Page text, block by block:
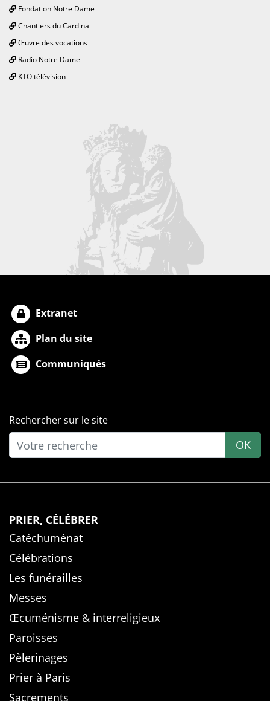
Fondation Notre Dame
Chantiers du Cardinal
Œuvre des vocations
Radio Notre Dame
KTO télévision
Extranet
Plan du site
Communiqués
Rechercher sur le site
OK
PRIER, CÉLÉBRER
Catéchuménat
Célébrations
Les funérailles
Messes
Œcuménisme & interreligieux
Paroisses
Pèlerinages
Prier à Paris
Sacrements